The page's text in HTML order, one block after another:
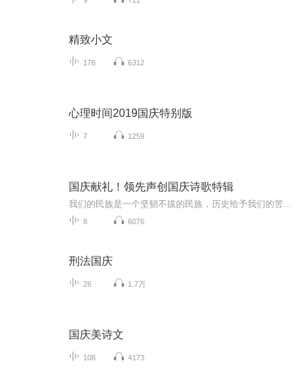
精致小文
176 6312
心理时间2019国庆特别版
7 1259
国庆献礼！领先声创国庆诗歌特辑
8 6076
刑法国庆
26 1.7万
国庆美诗文
108 4173